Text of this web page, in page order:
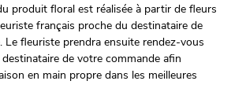
produit floral est réalisée à partir de fleurs
français proche du destinataire de
Le fleuriste prendra ensuite rendez-vous
de votre commande afin
en main propre dans les meilleures